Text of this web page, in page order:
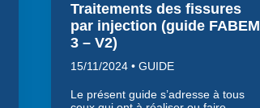
Traitements des fissures
par injection (guide FABEM
3 – V2)
15/11/2024 • GUIDE
Le présent guide s’adresse à tous